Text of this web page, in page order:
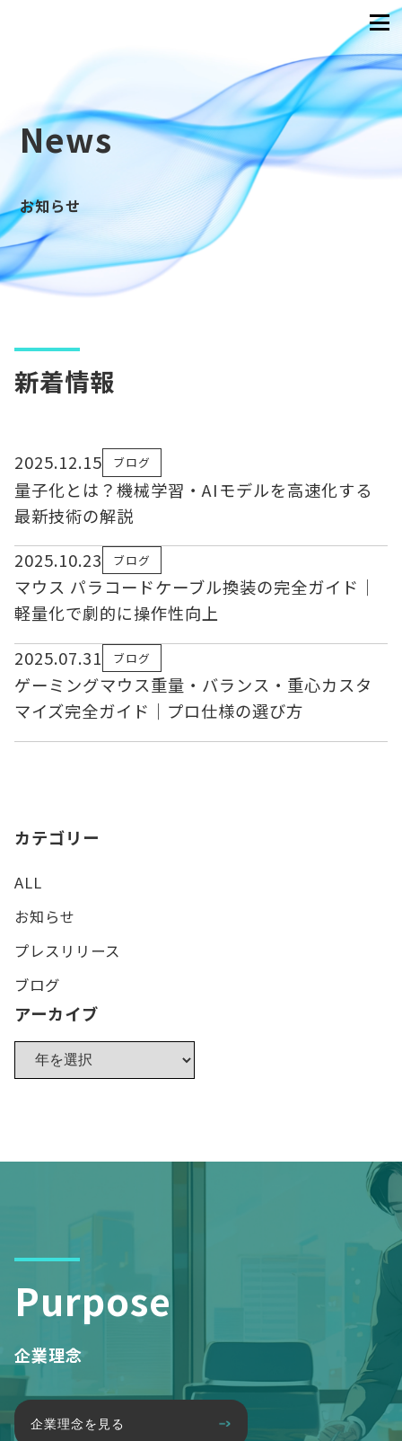
News
お知らせ
新着情報
2025.12.15 ブログ
量子化とは？機械学習・AIモデルを高速化する
最新技術の解説
2025.10.23
ブログ
マウス パラコードケーブル換装の完全ガイド｜
軽量化で劇的に操作性向上
2025.07.31
ブログ
ゲーミングマウス重量・バランス・重心カスタ
マイズ完全ガイド｜プロ仕様の選び方
カテゴリー
ALL
お知らせ
プレスリリース
ブログ
アーカイブ
Purpose
企業理念
企業理念を見る